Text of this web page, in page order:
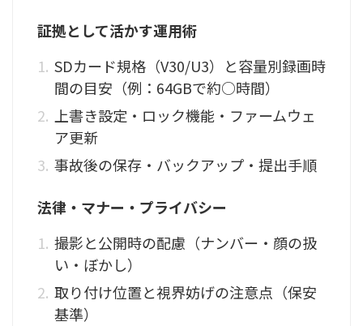
証拠として活かす運用術
SDカード規格（V30/U3）と容量別録画時
間の目安（例：64GBで約○時間）
上書き設定・ロック機能・ファームウェ
ア更新
事故後の保存・バックアップ・提出手順
法律・マナー・プライバシー
撮影と公開時の配慮（ナンバー・顔の扱
い・ぼかし）
取り付け位置と視界妨げの注意点（保安
基準）